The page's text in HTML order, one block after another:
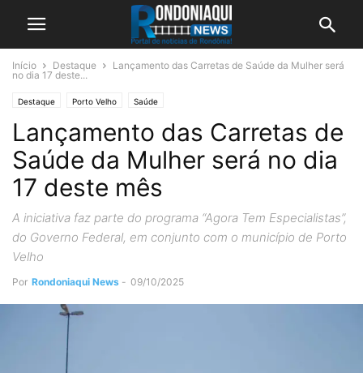
Início Destaque
Lançamento das Carretas de Saúde da Mulher será
no dia 17 deste...
Destaque Porto Velho Saúde
Lançamento das Carretas de
Saúde da Mulher será no dia
17 deste mês
A iniciativa faz parte do programa “Agora Tem Especialistas”,
do Governo Federal, em conjunto com o município de Porto
Velho
Por Rondoniaqui News - 09/10/2025